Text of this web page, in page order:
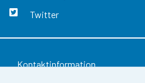
Twitter
Kontaktinformation